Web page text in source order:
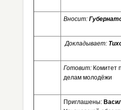
Вносит:
Докладывает:
Готовит: Комитет
делам молодёжи
Приглашены: